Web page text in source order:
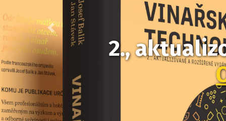
2.,
Předchozí